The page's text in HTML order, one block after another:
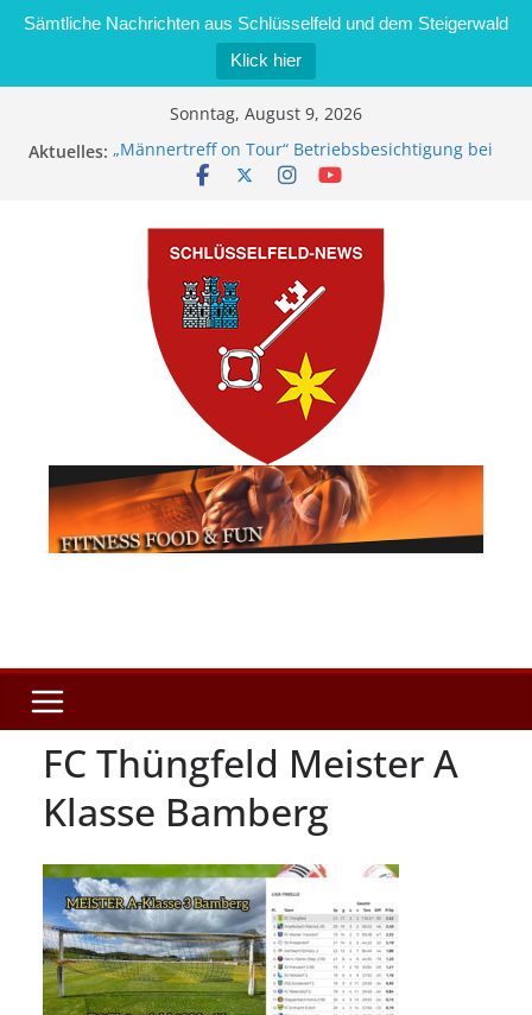
Sämtliche Nachrichten aus Schlüsselfeld und dem Steigerwald
Klick hier
Sonntag, August 9, 2026
Aktuelles: „Männertreff on Tour“ Betriebsbesichtigung bei
der Schreinerei Zimmermann GmbH
Brand in Sägewerk in Bernroth schnell unter
Kontrolle
Stadt Schlüsselfeld bietet Online-Anmeldung für
Kindergartenplätze an
Dieseldiebstahl im Wert von 600 Euro
FC Thüngfeld Meister A
Klasse Bamberg